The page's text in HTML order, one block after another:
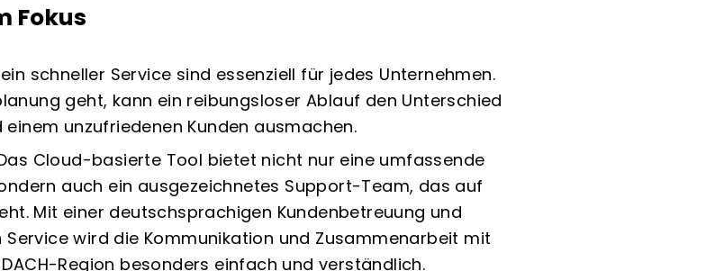
Fokus
schneller Service sind essenziell für jedes Unternehmen.
geht, kann ein reibungsloser Ablauf den Unterschied
unzufriedenen Kunden ausmachen.
Cloud-basierte Tool bietet nicht nur eine umfassende
auch ein ausgezeichnetes Support-Team, das auf
Mit einer deutschsprachigen Kundenbetreuung und
wird die Kommunikation und Zusammenarbeit mit
Region besonders einfach und verständlich.